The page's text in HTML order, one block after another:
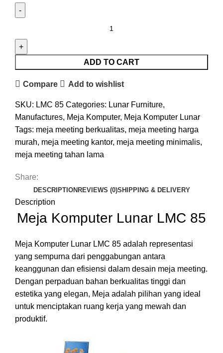
ADD TO CART
Compare Add to wishlist
SKU: LMC 85 Categories: Lunar Furniture,
Manufactures, Meja Komputer, Meja Komputer Lunar
Tags: meja meeting berkualitas, meja meeting harga
murah, meja meeting kantor, meja meeting minimalis,
meja meeting tahan lama
Share:
DESCRIPTION REVIEWS (0)SHIPPING & DELIVERY
Description
Meja Komputer Lunar LMC 85
Meja Komputer Lunar LMC 85 adalah representasi
yang sempurna dari penggabungan antara
keanggunan dan efisiensi dalam desain meja meeting.
Dengan perpaduan bahan berkualitas tinggi dan
estetika yang elegan, Meja adalah pilihan yang ideal
untuk menciptakan ruang kerja yang mewah dan
produktif.